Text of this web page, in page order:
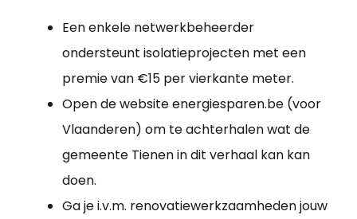
Een enkele netwerkbeheerder
ondersteunt isolatieprojecten met een
premie van €15 per vierkante meter.
Open de website energiesparen.be (voor
Vlaanderen) om te achterhalen wat de
gemeente Tienen in dit verhaal kan kan
doen.
Ga je i.v.m. renovatiewerkzaamheden jouw